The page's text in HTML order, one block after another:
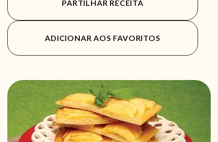
PARTILHAR RECEITA
ADICIONAR AOS FAVORITOS